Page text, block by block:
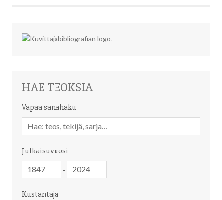
HAE TEOKSIA
Vapaa sanahaku
sanahaku
Julkaisuvuosi
-
Kustantaja